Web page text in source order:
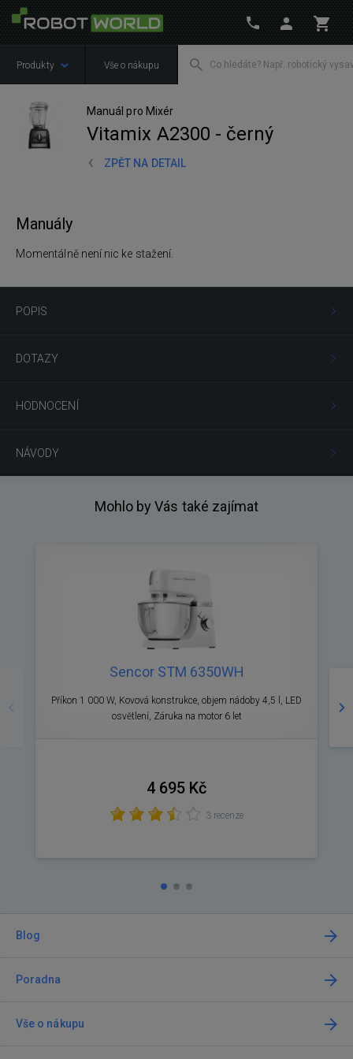
Produkty Vše o nákupu
Manuál pro Mixér
Vitamix A2300 - černý
ZPĚT NA DETAIL
POPIS
DOTAZY
HODNOCENÍ
NÁVODY
Manuály
Momentálně není nic ke stažení.
Mohlo by Vás také zajímat
Sencor STM 6350WH
Příkon 1 000 W, Kovová konstrukce, objem nádoby 4,5 l, LED
osvětlení, Záruka na motor 6 let
4 695 Kč
3 recenze
Blog
Poradna
Vše o nákupu